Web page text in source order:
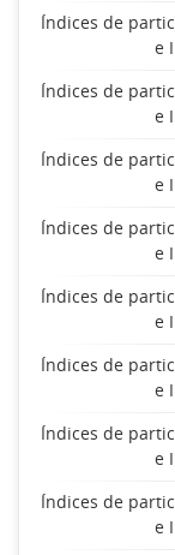
Índices de
e
Índices de
e
Índices de
e
Índices de
e
Índices de
e
Índices de
e
Índices de
e
Índices de
e